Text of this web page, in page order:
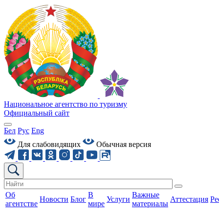
Национальное агентство по туризму
Официальный сайт
Бел Рус Eng
Для слабовидящих
Обычная версия
Об
агентстве
Новости Блог
В
мире
Услуги
Важные
материалы
Аттестация